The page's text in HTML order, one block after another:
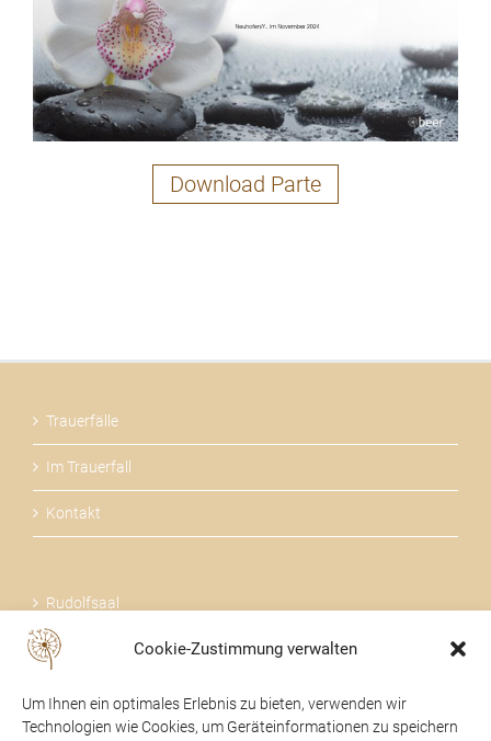
Cookie-Zustimmung verwalten
Um Ihnen ein optimales Erlebnis zu bieten, verwenden wir
Technologien wie Cookies, um Geräteinformationen zu speichern
Download Parte
Trauerfälle
Im Trauerfall
Kontakt
Rudolfsaal
Über uns